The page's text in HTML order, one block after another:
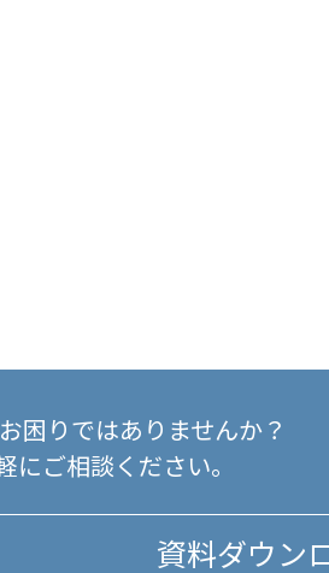
お困りではありませんか？
にご相談ください。
資料ダウン